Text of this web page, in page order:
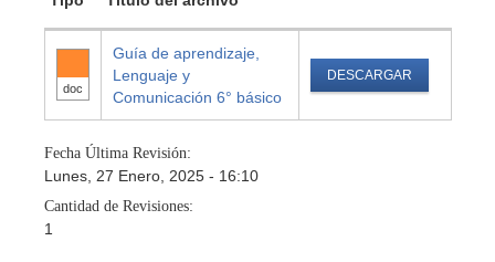
doc
Guía de aprendizaje,
Lenguaje y
Comunicación 6° básico
DESCARGAR
Fecha Última Revisión:
Lunes, 27 Enero, 2025 - 16:10
Cantidad de Revisiones:
1